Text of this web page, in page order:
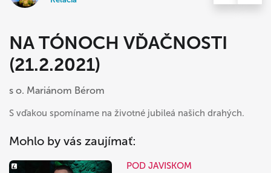
NA TÓNOCH VĎAČNOSTI
(21.2.2021)
s o. Mariánom Bérom
S vďakou spomíname na životné jubileá našich drahých.
Mohlo by vás zaujímať:
POD JAVISKOM